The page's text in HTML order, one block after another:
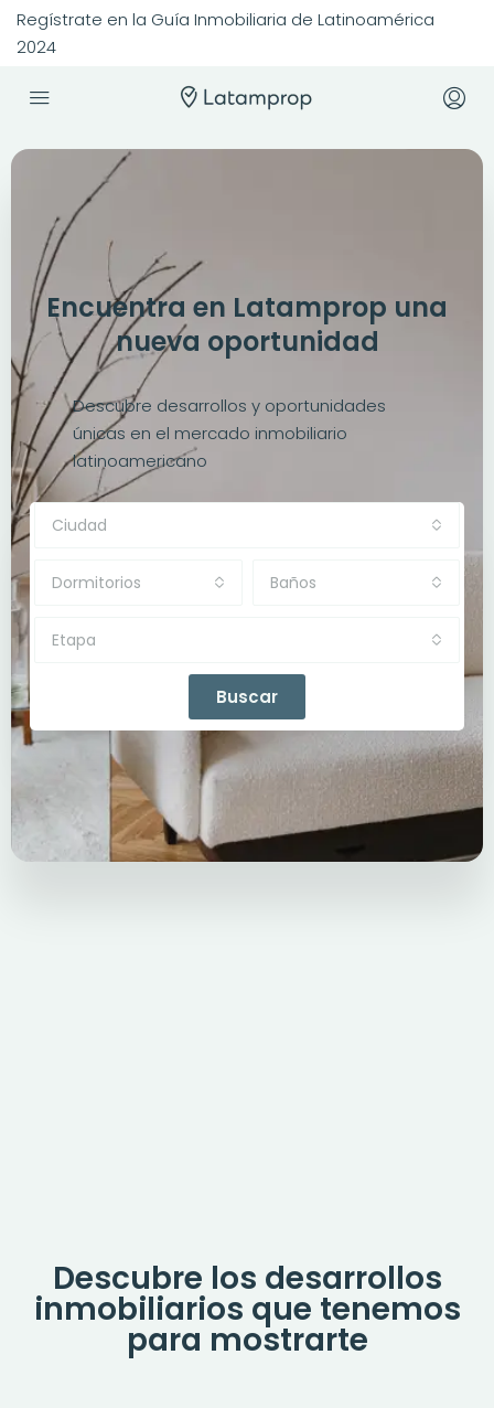
Regístrate en la Guía Inmobiliaria de Latinoamérica
2024
Encuentra en Latamprop una
nueva oportunidad
Descubre desarrollos y oportunidades
únicas en el mercado inmobiliario
latinoamericano
Ciudad
Dormitorios Baños
Etapa
Buscar
Descubre los desarrollos
inmobiliarios que tenemos
para mostrarte